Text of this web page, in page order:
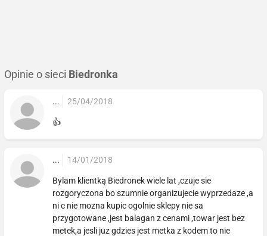
Opinie o sieci Biedronka
... 25/04/2018
👍
... 14/01/2018
Bylam klientką Biedronek wiele lat ,czuje sie
rozgoryczona bo szumnie organizujecie wyprzedaze ,a
ni c nie mozna kupic ogolnie sklepy nie sa
przygotowane ,jest balagan z cenami ,towar jest bez
metek,a jesli juz gdzies jest metka z kodem to nie